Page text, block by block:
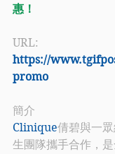
惠！
URL:
https://
promo
簡介
Clinique倩碧與一
生團隊攜手合作，